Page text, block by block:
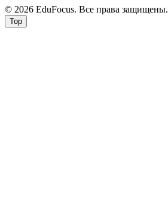
© 2026 EduFocus. Все права защищены.
Top